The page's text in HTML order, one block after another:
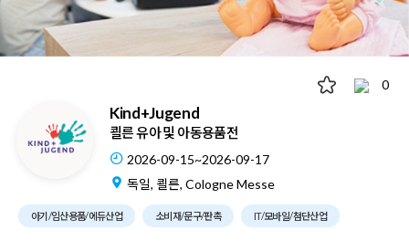
0
Kind+Jugend
쾰른 유아 및 아동용품전
2026-09-15~2026-09-17
독일, 쾰른, Cologne Messe
아기/임산용품/에듀산업 소비재/문구/판촉 IT/모바일/첨단산업